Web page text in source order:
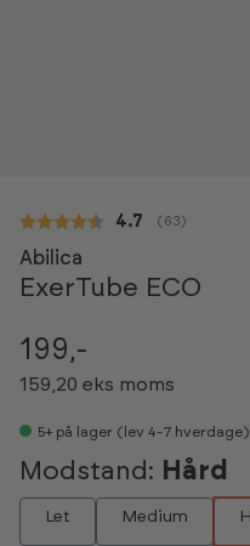
Gennemsnitlig
4.7 ( stemmer:
63 )
Abilica
ExerTube ECO
199,-
159,20 eks moms
5+ på lager (lev 4-7 hverdage)
Modstand: Hård
Let Medium